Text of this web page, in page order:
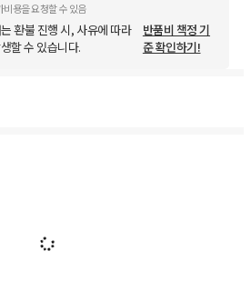
비용을 요청할 수 있음
환불 진행 시, 사유에 따라
할 수 있습니다.
반품비 책정 기
준 확인하기!